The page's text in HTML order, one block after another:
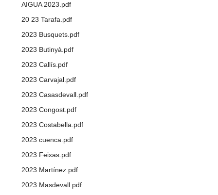
AIGUA 2023.pdf
20 23 Tarafa.pdf
2023 Busquets.pdf
2023 Butinyà.pdf
2023 Callís.pdf
2023 Carvajal.pdf
2023 Casasdevall.pdf
2023 Congost.pdf
2023 Costabella.pdf
2023 cuenca.pdf
2023 Feixas.pdf
2023 Martínez.pdf
2023 Masdevall.pdf